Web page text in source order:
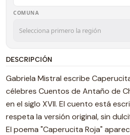
COMUNA
DESCRIPCIÓN
Gabriela Mistral escribe
célebres Cuentos de Antaño de
en el siglo XVII. El cuento está
respeta la versión original, sin
El poema "Caperucita Roja"